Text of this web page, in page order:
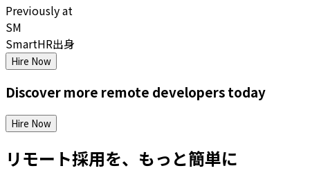
Previously at
SM
SmartHR出身
Hire Now
Discover more remote developerstoday
Hire Now
リモート採用を、もっと簡単に